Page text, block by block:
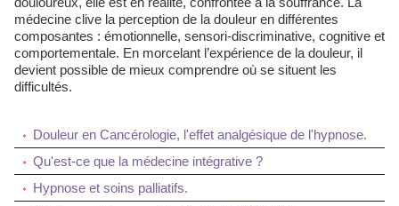
médecine clive la perception de la douleur en différentes
composantes : émotionnelle, sensori-discriminative, cognitive et
comportementale. En morcelant l’expérience de la douleur, il
devient possible de mieux comprendre où se situent les
difficultés.
Douleur en Cancérologie, l'effet analgésique de l'hypnose.
Qu'est-ce que la médecine intégrative ?
Hypnose et soins palliatifs.